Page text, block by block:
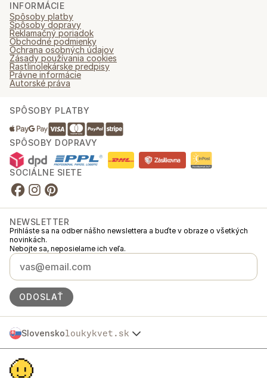
INFORMÁCIE
Spôsoby platby
Spôsoby dopravy
Reklamačný poriadok
Obchodné podmienky
Ochrana osobných údajov
Zásady používania cookies
Rastlinolekárske predpisy
Právne informácie
Autorské práva
SPÔSOBY PLATBY
SPÔSOBY DOPRAVY
SOCIÁLNE SIETE
NEWSLETTER
Prihláste sa na odber nášho newslettera a buďte v obraze o všetkých
novinkách.
Nebojte sa, neposielame ich veľa.
ODOSLAŤ
Slovenskoloukykvet.sk
Česko
Polska
Österreich
Spoločnosť Loukykvět s.r.o. je zapísaná v Obchodnom registri